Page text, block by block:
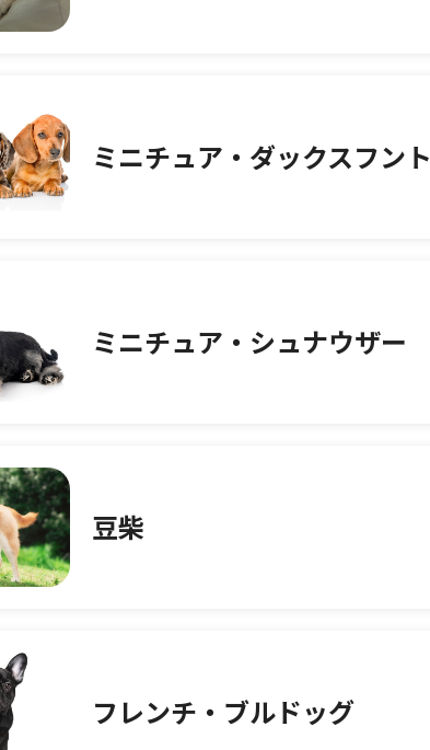
ミニチュア・ダックスフント
ミニチュア・シュナウザー
豆柴
フレンチ・ブルドッグ